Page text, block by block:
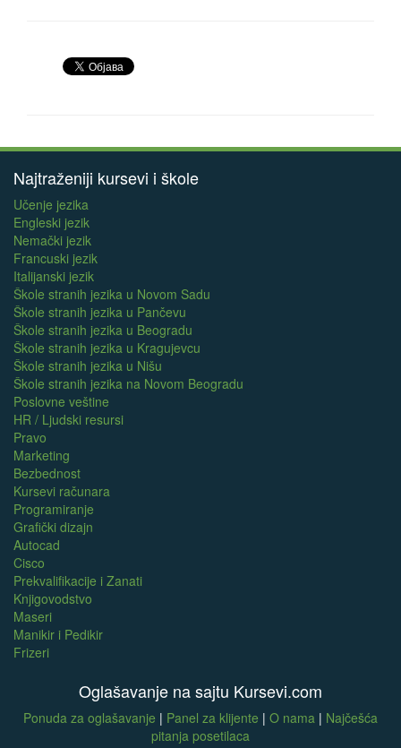
Najtraženiji kursevi i škole
Učenje jezika
Engleski jezik
Nemački jezik
Francuski jezik
Italijanski jezik
Škole stranih jezika u Novom Sadu
Škole stranih jezika u Pančevu
Škole stranih jezika u Beogradu
Škole stranih jezika u Kragujevcu
Škole stranih jezika u Nišu
Škole stranih jezika na Novom Beogradu
Poslovne veštine
HR / Ljudski resursi
Pravo
Marketing
Bezbednost
Kursevi računara
Programiranje
Grafički dizajn
Autocad
Cisco
Prekvalifikacije i Zanati
Knjigovodstvo
Maseri
Manikir i Pedikir
Frizeri
Oglašavanje na sajtu Kursevi.com
Ponuda za oglašavanje | Panel za klijente | O nama | Najčešća
pitanja posetilaca